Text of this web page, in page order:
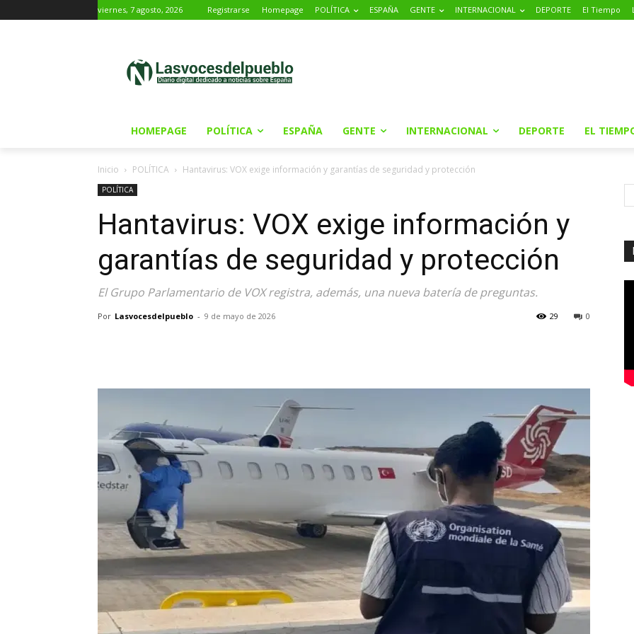
viernes, 7 agosto, 2026 Registrarse Homepage POLÍTICA ESPAÑA GENTE INTERNACIONAL DEPORTE El Tiempo
HOMEPAGE POLÍTICA ESPAÑA GENTE INTERNACIONAL DEPORTE EL
Inicio POLÍTICA Hantavirus: VOX exige información y garantías de seguridad y protección
POLÍTICA
Hantavirus: VOX exige información y
garantías de seguridad y protección
El Grupo Parlamentario de VOX registra, además, una nueva batería de preguntas.
Por Lasvocesdelpueblo - 9 de mayo de 2026 0
29